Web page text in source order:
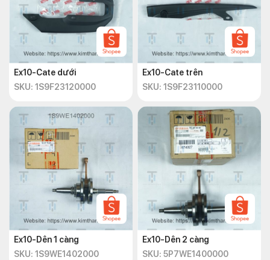
Ex10-Cate dưới
SKU: 1S9F23120000
Ex10-Cate trên
SKU: 1S9F23110000
Ex10-Dên 1 càng
SKU: 1S9WE1402000
Ex10-Dên 2 càng
SKU: 5P7WE1400000